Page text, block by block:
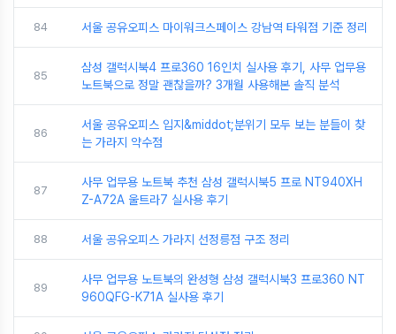
84 서울 공유오피스 마이워크스페이스 강남역 타워점 기준 정리
85
삼성 갤럭시북4 프로360 16인치 실사용 후기, 사무 업무용
노트북으로 정말 괜찮을까? 3개월 사용해본 솔직 분석
86
서울 공유오피스 입지&middot;분위기 모두 보는 분들이 찾
는 가라지 약수점
87
사무 업무용 노트북 추천 삼성 갤럭시북5 프로 NT940XH
Z-A72A 울트라7 실사용 후기
88 서울 공유오피스 가라지 선정릉점 구조 정리
89
사무 업무용 노트북의 완성형 삼성 갤럭시북3 프로360 NT
960QFG-K71A 실사용 후기